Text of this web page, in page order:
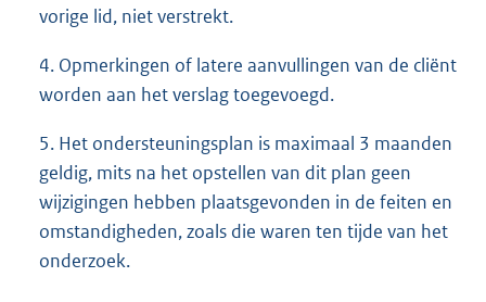
vorige lid, niet verstrekt.
4. Opmerkingen of latere aanvullingen van de cliënt
worden aan het verslag toegevoegd.
5. Het ondersteuningsplan is maximaal 3 maanden
geldig, mits na het opstellen van dit plan geen
wijzigingen hebben plaatsgevonden in de feiten en
omstandigheden, zoals die waren ten tijde van het
onderzoek.